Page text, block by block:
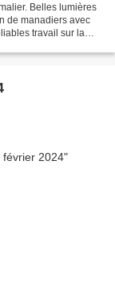
Belles lumières
de manadiers avec
travail sur la